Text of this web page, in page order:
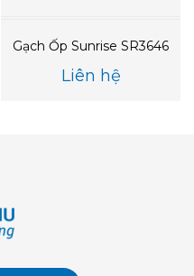
Gạch Ốp Sunrise SR3646
Liên hệ